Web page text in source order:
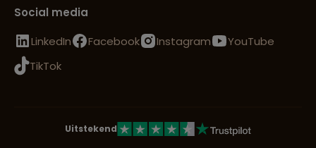
Social media
LinkedIn
Facebook Instagram
YouTube
TikTok
Uitstekend